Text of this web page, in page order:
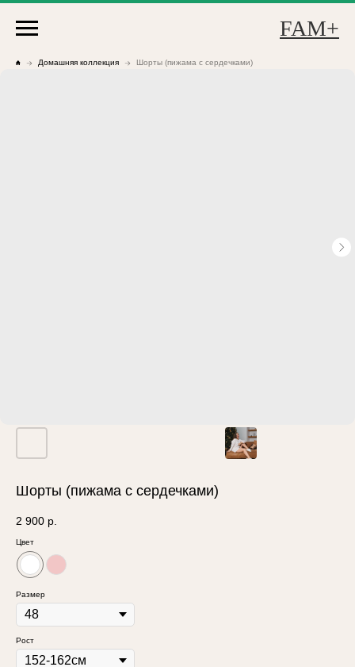
FAM+
Домашняя коллекция Шорты (пижама с сердечками)
Шорты (пижама с сердечками)
2 900 р.
Цвет
Размер
Рост